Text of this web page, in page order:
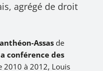
agrégé de droit
Assasde
conférence des
2010 à 2012, Louis